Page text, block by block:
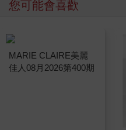
您可能會喜歡